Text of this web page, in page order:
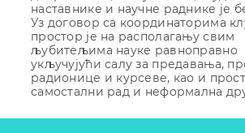
наставнике и научне раднике је
Уз договор са координаторима
простор је на располагању свим
љубитељима науке равноправно
укључујући салу за предавања,
радионице и курсеве, као и
самостални рад и неформална